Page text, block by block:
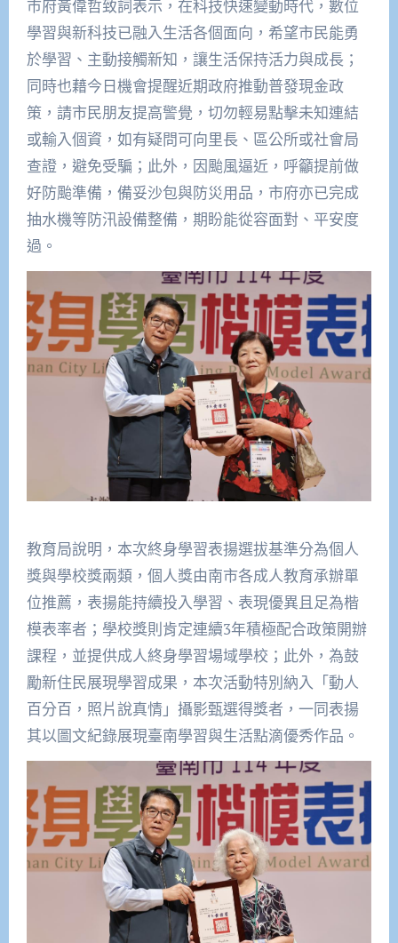
市府黃偉哲致詞表示，在科技快速變動時代，數位
學習與新科技已融入生活各個面向，希望市民能勇
於學習、主動接觸新知，讓生活保持活力與成長；
同時也藉今日機會提醒近期政府推動普發現金政
策，請市民朋友提高警覺，切勿輕易點擊未知連結
或輸入個資，如有疑問可向里長、區公所或社會局
查證，避免受騙；此外，因颱風逼近，呼籲提前做
好防颱準備，備妥沙包與防災用品，市府亦已完成
抽水機等防汛設備整備，期盼能從容面對、平安度
過。
教育局說明，本次終身學習表揚選拔基準分為個人
獎與學校獎兩類，個人獎由南市各成人教育承辦單
位推薦，表揚能持續投入學習、表現優異且足為楷
模表率者；學校獎則肯定連續3年積極配合政策開辦
課程，並提供成人終身學習場域學校；此外，為鼓
勵新住民展現學習成果，本次活動特別納入「動人
百分百，照片說真情」攝影甄選得獎者，一同表揚
其以圖文紀錄展現臺南學習與生活點滴優秀作品。